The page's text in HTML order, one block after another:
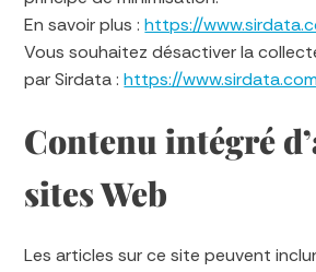
En savoir plus :https://
Vous souhaitez désactiver la
par Sirdata :https://
Contenu intégré
sites Web
Les articles sur ce site peuvent